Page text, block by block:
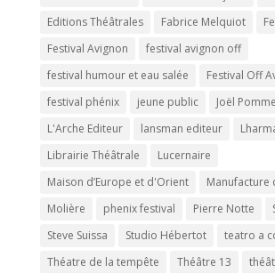
Editions Théâtrales
Fabrice Melquiot
Festival Avignon
festival avignon off
festival humour et eau salée
Festival Off
festival phénix
jeune public
Joël
L'Arche Editeur
lansman editeur
Librairie Théâtrale
Lucernaire
Maison d’Europe et d'Orient
Manufacture
Molière
phenix festival Pierre Notte
Steve Suissa
Studio Hébertot teatro a
Théatre de la tempête
Théâtre 13